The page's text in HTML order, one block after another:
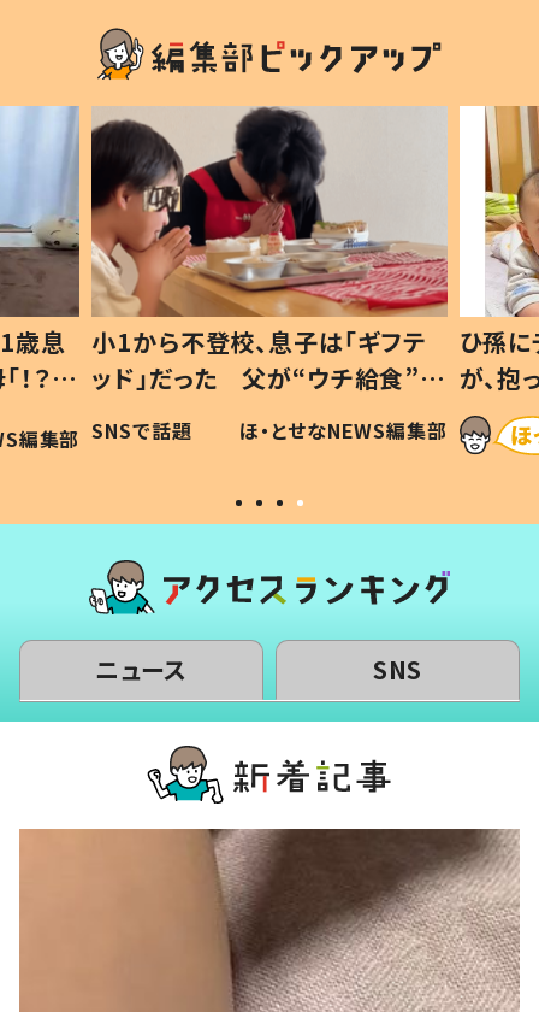
歳息
？」
編集部
小1から不登校、息子は「ギフテ
ッド」だった 父が“ウチ給食”を
作り続ける理由とは #令和の親
#令和の子
SNSで話題 ほ・とせなNEWS編集部
ひ孫
が、
「涙が
い」
ニュース SNS